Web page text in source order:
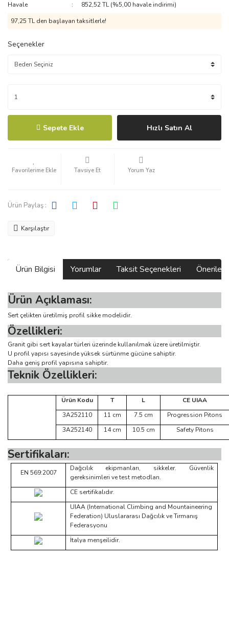
Havale
852,52 TL (%5,00 havale indirimi)
97,25 TL den başlayan taksitlerle!
Seçenekler
Sepete Ekle Hızlı Satın Al
Tavsiye Et Yorum Yaz
Ürün Paylaş :
Karşılaştır
Ürün Bilgisi Yorumlar Taksit Seçenekleri
Ürün Açıklaması:
Sert çelikten üretilmiş profil sikke modelidir.
Özellikleri:
Granit gibi sert kayalar türleri üzerinde kullanılmak üzere üretilmiştir.
U profil yapısı sayesinde yüksek sürtünme gücüne sahiptir.
Daha geniş profil yapısına sahiptir.
Teknik Özellikleri:
Ürün Kodu T L
CE UIAA
3A252110
11 cm 7.5 cm
Progression Pitons
3A252140
14 cm 10.5 cm Safety Pitons
Sertifikaları:
EN 569:2007
Dağcılık ekipmanları, sikkeler. Güvenlik
gereksinimleri ve test metodları.
CE sertifikalıdır.
UIAA (International Climbing and Mountaineering
Federation) Uluslararası Dağcılık ve Tırmanış
Federasyonu
İtalya menşeilidir.